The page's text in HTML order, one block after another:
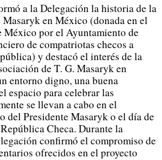
a la Delegación la historia de la
en México (donada en el
México por el Ayuntamiento de
de compatriotas checos a
y destacó el interés de la
de T. G. Masaryk en
entorno digno, una buena
espacio para celebrar las
se llevan a cabo en el
del Presidente Masaryk o el día de
Checa. Durante la
confirmó el compromiso de
ofrecidos en el proyecto